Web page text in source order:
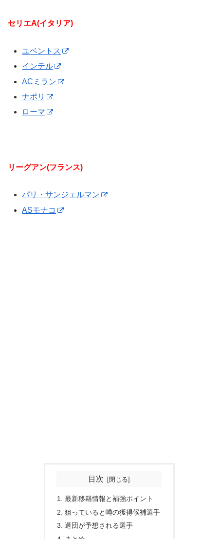
セリエA(イタリア)
ユベントス
インテル
ACミラン
ナポリ
ローマ
リーグアン(フランス)
パリ・サンジェルマン
ASモナコ
目次
最新移籍情報と補強ポイント
狙っていると噂の獲得候補選手
退団が予想される選手